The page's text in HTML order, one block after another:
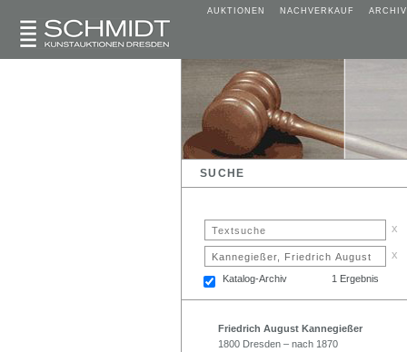
AUKTIONEN NACHVERKAUF ARCHIV
SUCHE
x
x
Katalog-Archiv 1 Ergebnis
Friedrich August Kannegießer
1800 Dresden – nach 1870